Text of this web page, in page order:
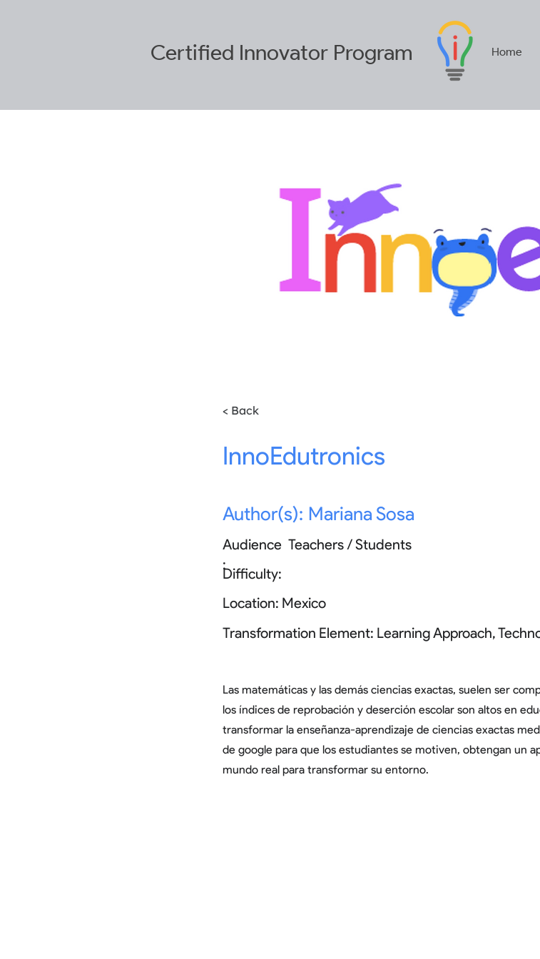
Certified Innovator Program Home
< Back
InnoEdutronics
Author(s): Mariana Sosa
Audience
:
Difficulty:
Teachers / Students
Location: Mexico
Transformation Element: Learning Approach,
Las matemáticas y las demás ciencias exactas, suelen ser
los índices de reprobación y deserción escolar son altos en
transformar la enseñanza-aprendizaje de ciencias exactas
de google para que los estudiantes se motiven, obtengan un
mundo real para transformar su entorno.